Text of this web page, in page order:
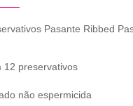
Pasante Ribbed
12 preservativos
não espermicida